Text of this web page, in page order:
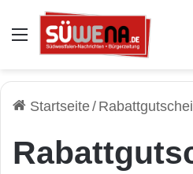
Auswahl
Startseite/